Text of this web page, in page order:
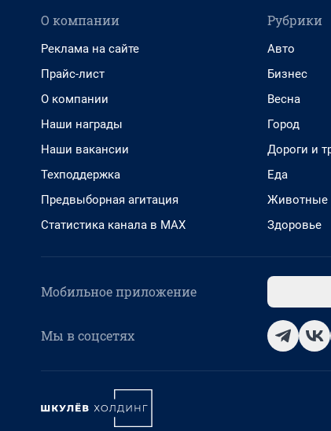
О компании
Реклама на сайте
Прайс-лист
О компании
Наши награды
Наши вакансии
Техподдержка
Предвыборная агитация
Статистика канала в MAX
Рубрики
Авто
Бизнес
Весна
Город
Дороги и
Еда
Животные
Здоровье
Мобильное приложение
Мы в соцсетях